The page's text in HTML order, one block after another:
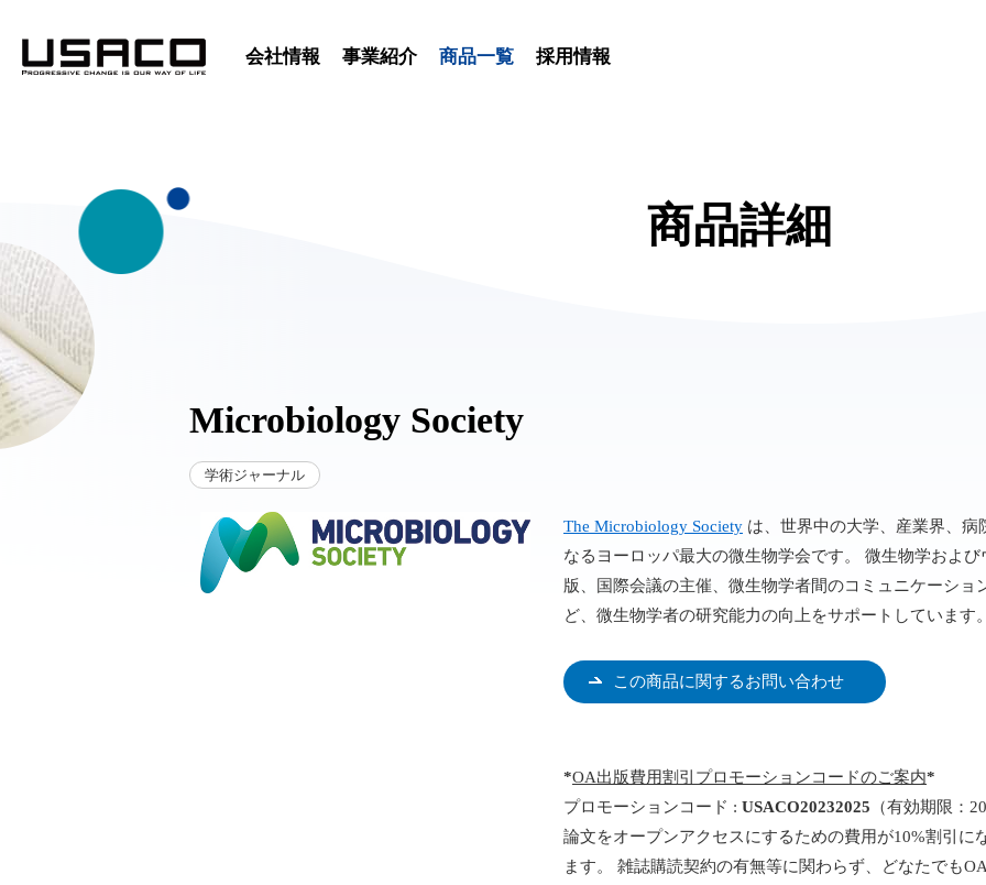
会社情報 事業紹介 商品一覧 採用情報
商品詳細
Microbiology Society
学術ジャーナル
The Microbiology Society は、世界中の大学、産業界、
なるヨーロッパ最大の微生物学会です。 微生物学およ
版、国際会議の主催、微生物学者間のコミュニケーショ
ど、微生物学者の研究能力の向上をサポートしています。
この商品に関するお問い合わせ
*OA出版費用割引プロモーションコードのご案内*
プロモーションコード : USACO20232025 （有効期限：
論文をオープンアクセスにするための費用が10%割引に
ます。 雑誌購読契約の有無等に関わらず、どなたでも